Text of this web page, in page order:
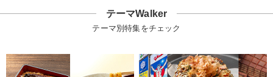
テーマWalker
テーマ別特集をチェック